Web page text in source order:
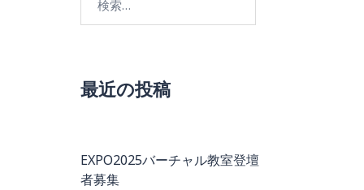
最近の投稿
EXPO2025バーチャル教室登壇
者募集